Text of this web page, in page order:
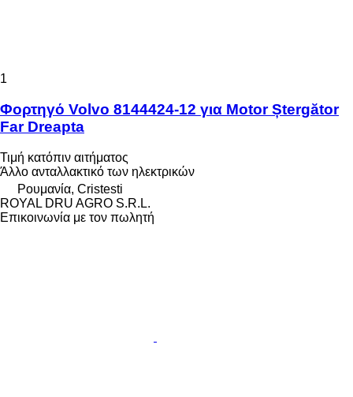
1
Φορτηγό Volvo 8144424-12 για Motor Ștergător
Far Dreapta
Τιμή κατόπιν αιτήματος
Άλλο ανταλλακτικό των ηλεκτρικών
Ρουμανία, Cristesti
ROYAL DRU AGRO S.R.L.
Επικοινωνία με τον πωλητή